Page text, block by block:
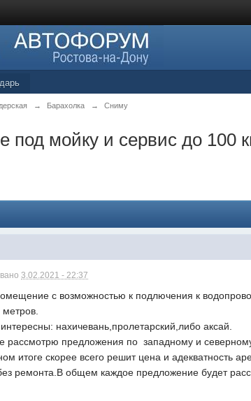
→ Барахолка → Сниму
мойку и сервис до 100
3.02.2021 - 22:37
с возможностью к подлючения к
нахичевань,пролетарский,либо аксай.
рассмотрю предложения по западному и
итоге скорее всего решит цена и адекватность
ремонта.В общем каждое предложение будет